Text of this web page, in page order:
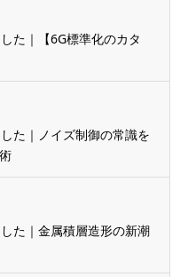
た｜【6G標準化のカタ
た｜ノイズ制御の常識を
た｜金属積層造形の新潮